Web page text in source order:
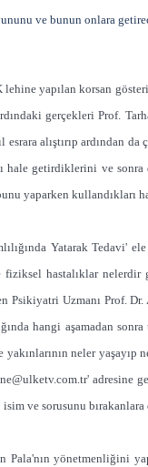
ve bunun onlara
yapılan korsan
gerçekleri Prof.
esrara alıştırıp
getirdiklerini ve sonra
yaparken kullandıkları
Yatarak Tedavi'
hastalıklar nelerdir
Uzmanı Prof.
hangi aşamadan
neler yaşayıp
' adresine
ve sorusunu
Pala'nın yönetmenliğini